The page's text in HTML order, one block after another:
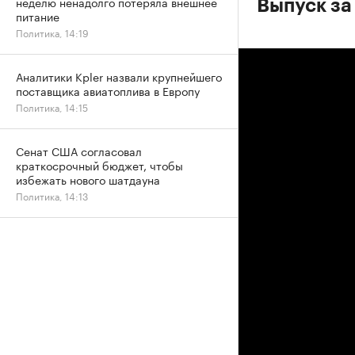
Выпуск
питание
Политика, 14:19
Аналитики Kpler назвали крупнейшего
поставщика авиатоплива в Европу
Политика, 14:15
Сенат США согласовал
краткосрочный бюджет, чтобы
избежать нового шатдауна
Политика, 14:13